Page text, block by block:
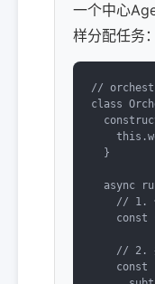
一个中心
样分配任务：
//
class
  }
async
// 1.
const
// 2.
const